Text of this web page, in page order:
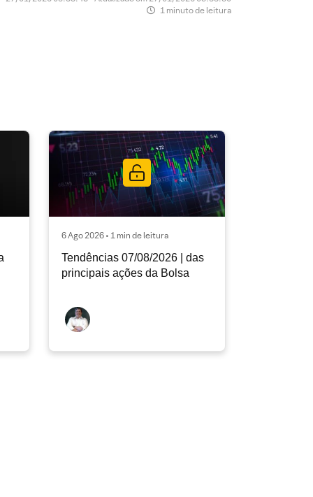
1 minuto de leitura
6 Ago 2026 • 1 min de leitura
Tendências 07/08/2026 | das
principais ações da Bolsa